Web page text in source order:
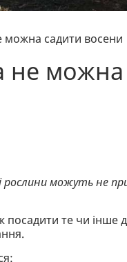
можна садити восени
не можна
рослини можуть не
те чи інше